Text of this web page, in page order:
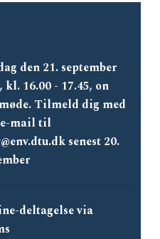
den 21. september
kl. 16.00 - 17.45, on
Tilmeld dig med
mail til
senest 20.
deltagelse via